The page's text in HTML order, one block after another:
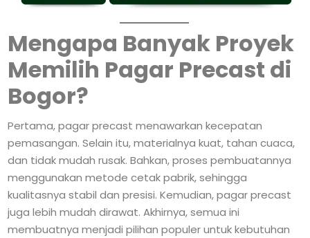
Mengapa Banyak Proyek
Memilih Pagar Precast di
Bogor?
Pertama, pagar precast menawarkan kecepatan
pemasangan. Selain itu, materialnya kuat, tahan cuaca,
dan tidak mudah rusak. Bahkan, proses pembuatannya
menggunakan metode cetak pabrik, sehingga
kualitasnya stabil dan presisi. Kemudian, pagar precast
juga lebih mudah dirawat. Akhirnya, semua ini
membuatnya menjadi pilihan populer untuk kebutuhan